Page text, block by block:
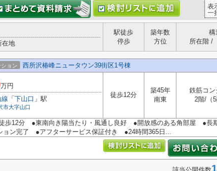
表
一
在地
駅徒歩
停歩
築年数
方位
構
所在階 /
ョン 西所沢椿峰ニュータウン39街区1号棟
万円
「 下山口 」駅
市大字山口
徒歩12分
築45年
南東
鉄筋コン
2階/（5
歩12分 ●東南向き陽当たり・風通し良好 ●開放感のある角部屋 ●長
ョン完了 ●アフターサービス保証付き ●24時間365日...
1